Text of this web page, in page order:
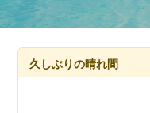
久しぶりの晴れ間